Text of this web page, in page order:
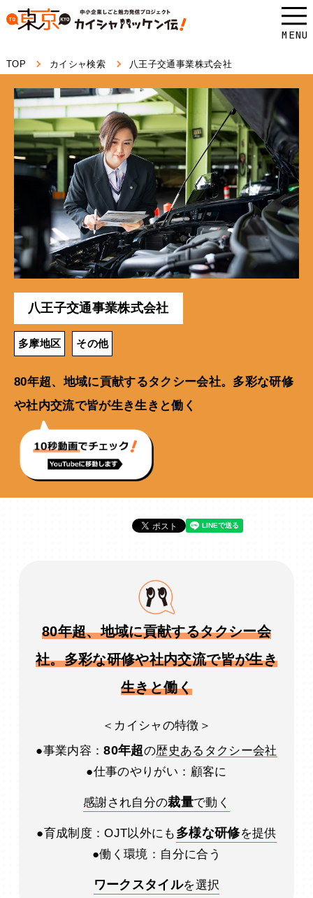
本
ス
MENU
TOP カイシャ検索 八王子交通事業株式会社
八王子交通事業株式会社
多摩地区 その他
80年超、地域に貢献するタクシー会社。多彩な研修
や社内交流で皆が生き生きと働く
80年超、地域に貢献するタクシー会
社。多彩な研修や社内交流で皆が生き
生きと働く
＜カイシャの特徴＞
●事業内容：80年超の歴史あるタクシー会社
●仕事のやりがい：顧客に
感謝され自分の裁量で動く
●育成制度：OJT以外にも 多様な研修を提供
●働く環境：自分に合う
ワークスタイルを選択